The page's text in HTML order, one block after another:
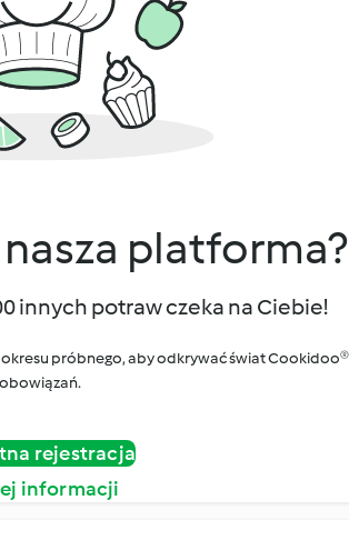
platforma?
innych potraw czeka na Ciebie!
próbnego, aby odkrywać świat
rejestracja
informacji